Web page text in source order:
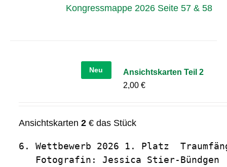
Kongressmappe 2026 Seite 57 & 58
Neu
Ansichtskarten Teil 2
2,00 €
Ansichtskarten 2€ das Stück
6. Wettbewerb 2026 1. Platz
   Fotografin: Jessica Stier-Bündgen